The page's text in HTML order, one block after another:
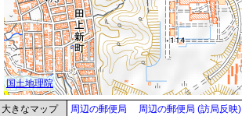
大きなマップ 周辺の郵便局 周辺の郵便局 (訪局反映)